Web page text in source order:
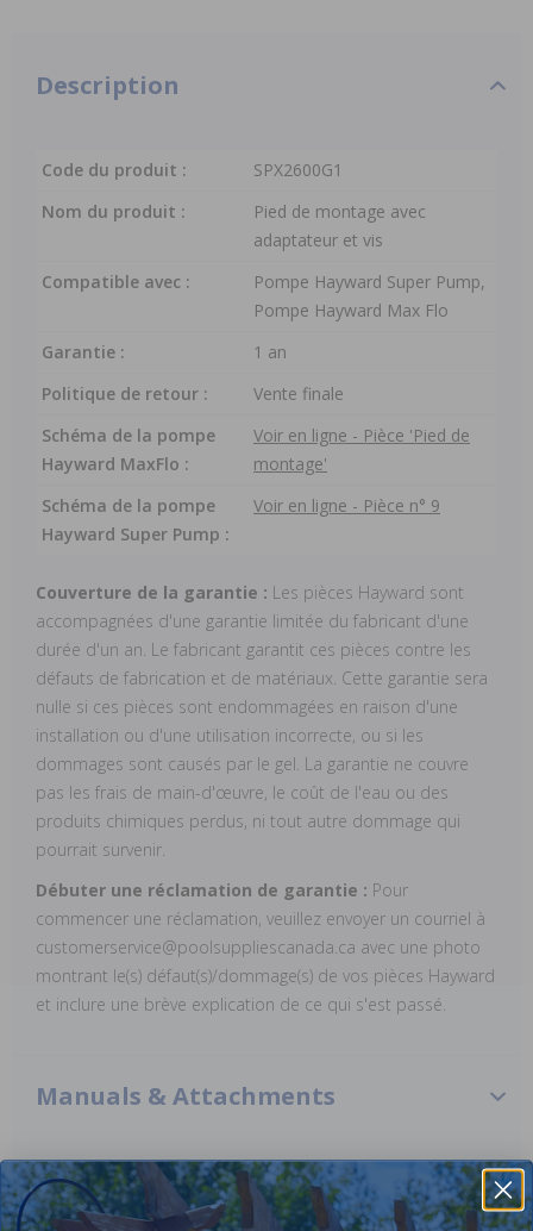
Description
Code du produit :
SPX2600G1
Nom du produit :
Pied de montage avec
adaptateur et vis
Compatible avec :
Pompe Hayward Super Pump,
Pompe Hayward Max Flo
Garantie :
1 an
Politique de retour :
Vente finale
Schéma de la pompe
Hayward MaxFlo :
Voir en ligne - Pièce 'Pied de
montage'
Schéma de la pompe
Hayward Super Pump :
Voir en ligne - Pièce n° 9
Couverture de la garantie : Les pièces Hayward sont
accompagnées d'une garantie limitée du fabricant d'une
durée d'un an. Le fabricant garantit ces pièces contre les
défauts de fabrication et de matériaux. Cette garantie sera
nulle si ces pièces sont endommagées en raison d'une
installation ou d'une utilisation incorrecte, ou si les
dommages sont causés par le gel. La garantie ne couvre
pas les frais de main-d'œuvre, le coût de l'eau ou des
produits chimiques perdus, ni tout autre dommage qui
pourrait survenir.
Débuter une réclamation de garantie : Pour
commencer une réclamation, veuillez envoyer un courriel à
customerservice@poolsuppliescanada.ca avec une photo
montrant le(s) défaut(s)/dommage(s) de vos pièces Hayward
et inclure une brève explication de ce qui s'est passé.
Manuals & Attachments
Hayward Super Pump Manual